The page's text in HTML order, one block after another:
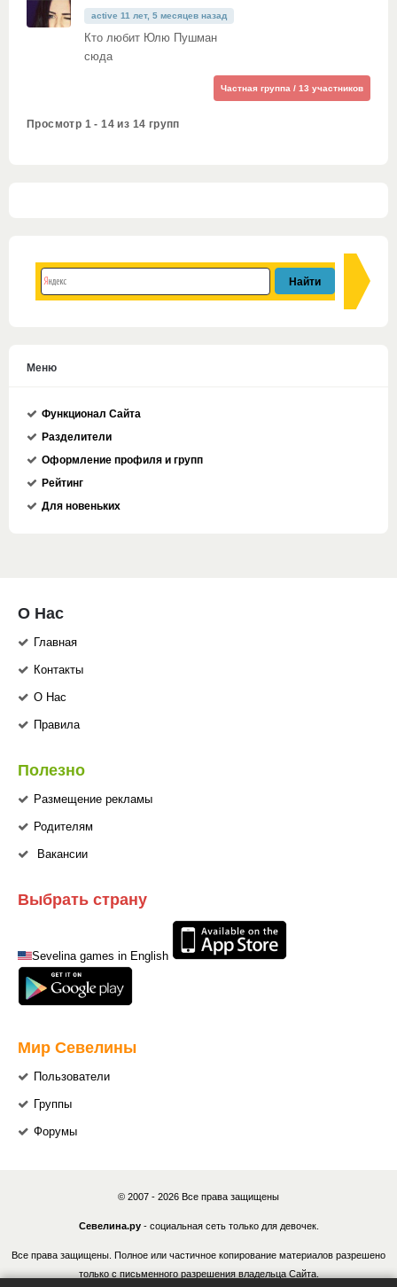
active 11 лет, 5 месяцев назад
Кто любит Юлю Пушман
сюда
Частная группа / 13 участников
Просмотр 1 - 14 из 14 групп
Меню
Функционал Сайта
Разделители
Оформление профиля и групп
Рейтинг
Для новеньких
О Нас
Главная
Контакты
О Нас
Правила
Полезно
Размещение рекламы
Родителям
Вакансии
Выбрать страну
Sevelina games in English
Мир Севелины
Пользователи
Группы
Форумы
© 2007 - 2026 Все права защищены
Севелина.ру- социальная сеть только для девочек.
Все права защищены. Полное или частичное копирование материалов разрешено
только с письменного разрешения владельца Сайта.